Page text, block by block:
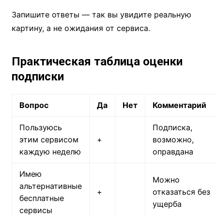
Запишите ответы — так вы увидите реальную
картину, а не ожидания от сервиса.
Практическая таблица оценки
подписки
Вопрос Да Нет Комментарий
Пользуюсь
этим сервисом
каждую неделю
+
Подписка,
возможно,
оправдана
Имею
альтернативные
бесплатные
сервисы
+
Можно
отказаться без
ущерба